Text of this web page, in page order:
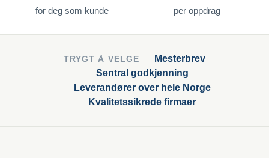
for deg som kunde per oppdrag
TRYGT Å VELGE
Mesterbrev
Sentral godkjenning
Leverandører over hele Norge
Kvalitetssikrede firmaer